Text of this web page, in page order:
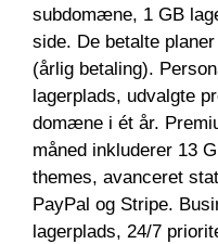
subdomæne, 1 GB
side. De betalte
(årlig betaling).
lagerplads, udvalgte
domæne i ét år.
måned inkluderer 13
themes, avanceret
PayPal og Stripe.
lagerplads, 24/7